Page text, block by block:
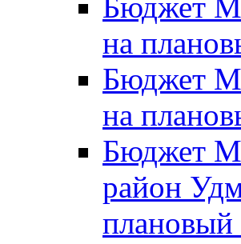
на
Бюджет
на
Бюджет
район
плановый